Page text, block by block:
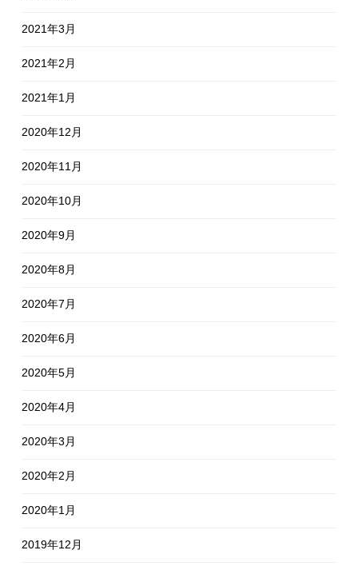
2021年3月
2021年2月
2021年1月
2020年12月
2020年11月
2020年10月
2020年9月
2020年8月
2020年7月
2020年6月
2020年5月
2020年4月
2020年3月
2020年2月
2020年1月
2019年12月